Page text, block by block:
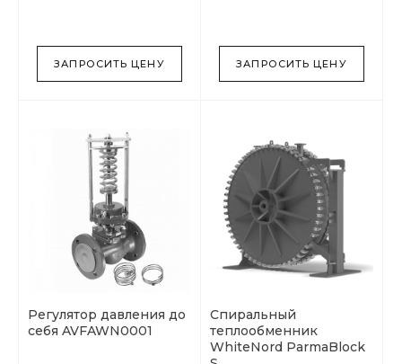
ЗАПРОСИТЬ ЦЕНУ ЗАПРОСИТЬ ЦЕНУ
Регулятор давления до
себя AVFAWN0001
Спиральный
теплообменник
WhiteNord ParmaBlock